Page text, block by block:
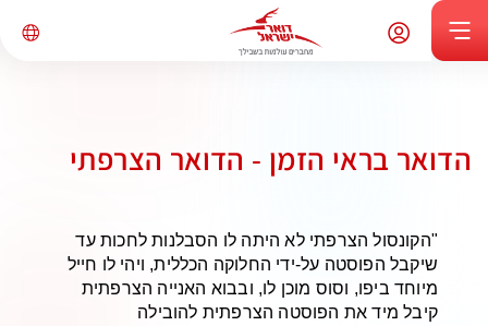
הדואר בראי הזמן - הדואר הצרפתי
"הקונסול הצרפתי לא היתה לו הסבלנות לחכות עד
שיקבל הפוסטה על-ידי החלוקה הכללית, ויהי לו חייל
מיוחד ביפו, וסוס מוכן לו, ובבוא האנייה הצרפתית
קיבל מיד את הפוסטה הצרפתית להובילה